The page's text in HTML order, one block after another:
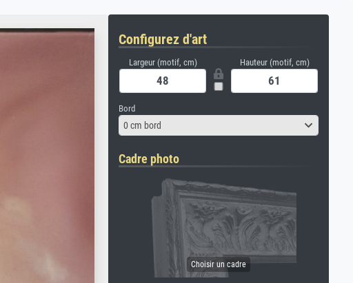
Configurez d'art
Largeur (motif, cm) Hauteur (motif, cm)
Bord
0 cm bord
Cadre photo